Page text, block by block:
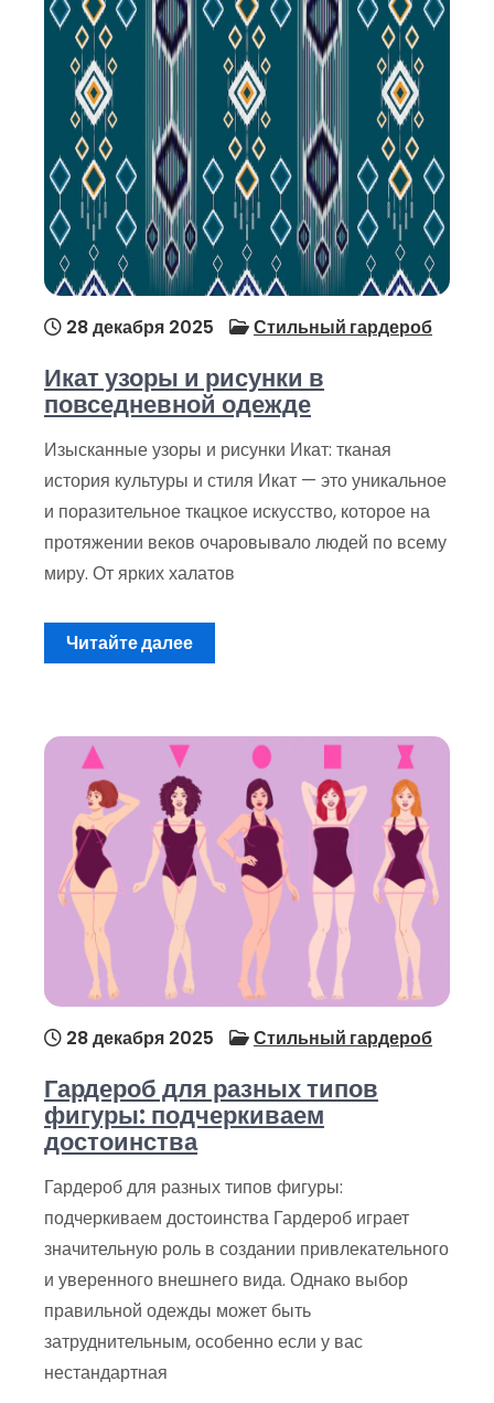
28 декабря 2025 Стильный гардероб
Икат узоры и рисунки в
повседневной одежде
Изысканные узоры и рисунки Икат: тканая
история культуры и стиля Икат — это уникальное
и поразительное ткацкое искусство, которое на
протяжении веков очаровывало людей по всему
миру. От ярких халатов
Читайте далее
28 декабря 2025 Стильный гардероб
Гардероб для разных типов
фигуры: подчеркиваем
достоинства
Гардероб для разных типов фигуры:
подчеркиваем достоинства Гардероб играет
значительную роль в создании привлекательного
и уверенного внешнего вида. Однако выбор
правильной одежды может быть
затруднительным, особенно если у вас
нестандартная